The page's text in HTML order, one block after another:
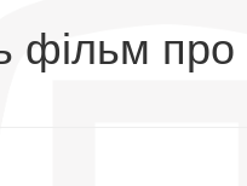
фільм про